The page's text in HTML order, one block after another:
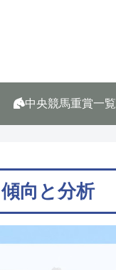
中央競馬重賞一覧
向と分析